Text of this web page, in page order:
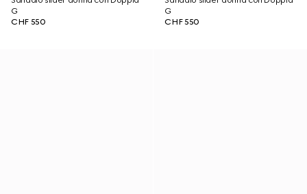
G
CHF 550
G
CHF 550